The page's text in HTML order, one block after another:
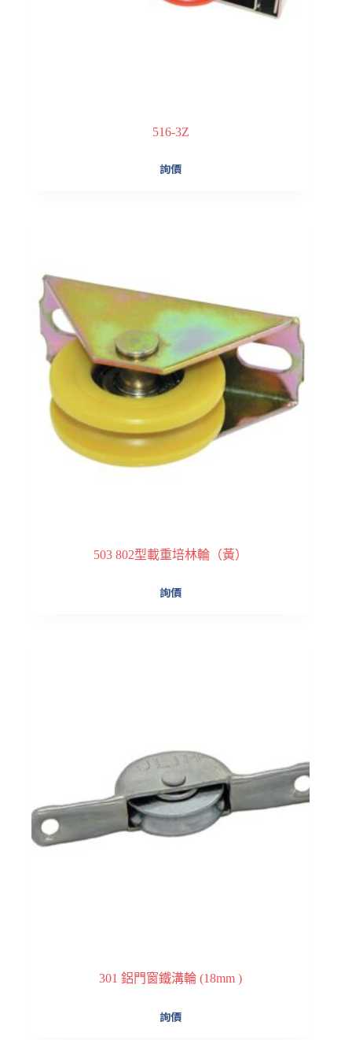
516-3Z
詢價
503 802型載重培林輪（黃）
詢價
301 鋁門窗鐵溝輪 (18mm )
詢價